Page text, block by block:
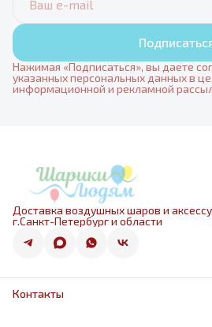
Нажимая «Подписаться», вы даете
указанных персональных данных в
информационной и рекламной
Доставка воздушных шаров и
г.Санкт-Петербург и области
Контакты